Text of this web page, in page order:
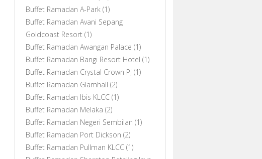
Buffet Ramadan A-Park (1)
Buffet Ramadan Avani Sepang
Goldcoast Resort (1)
Buffet Ramadan Awangan Palace (1)
Buffet Ramadan Bangi Resort Hotel (1)
Buffet Ramadan Crystal Crown Pj (1)
Buffet Ramadan Glamhall (2)
Buffet Ramadan Ibis KLCC (1)
Buffet Ramadan Melaka (2)
Buffet Ramadan Negeri Sembilan (1)
Buffet Ramadan Port Dickson (2)
Buffet Ramadan Pullman KLCC (1)